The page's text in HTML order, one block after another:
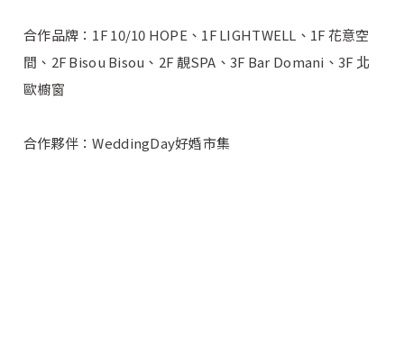
合作品牌：1F 10/10 HOPE、1F LIGHTWELL、1F 花意空
間、2F Bisou Bisou、2F 靚SPA、3F Bar Domani、3F 北
歐櫥窗
合作夥伴：WeddingDay好婚市集